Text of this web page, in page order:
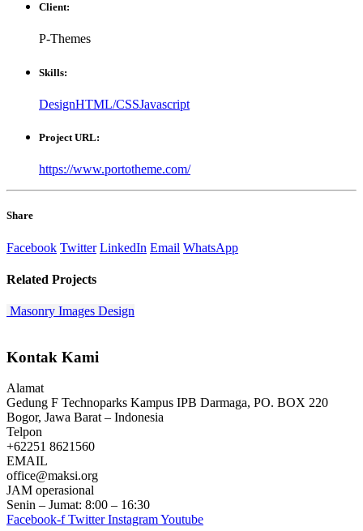
Client:
P-Themes
Skills:
DesignHTML/CSSJavascript
Project URL:
https://www.portotheme.com/
Share
Facebook Twitter LinkedIn Email WhatsApp
Related Projects
Masonry Images Design
Kontak Kami
Alamat
Gedung F Technoparks Kampus IPB Darmaga, PO. BOX 220
Bogor, Jawa Barat – Indonesia
Telpon
+62251 8621560
EMAIL
office@maksi.org
JAM operasional
Senin – Jumat: 8:00 – 16:30
Facebook-f Twitter InstagramYoutube